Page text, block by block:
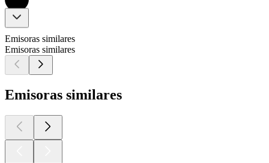
Emisoras similares
Emisoras similares
Emisoras similares